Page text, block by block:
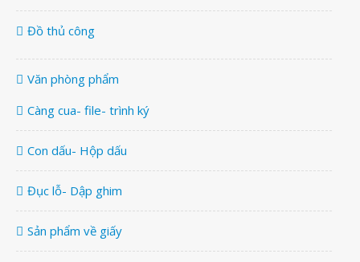
Đồ thủ công
Văn phòng phẩm
Càng cua- file- trình ký
Con dấu- Hộp dấu
Đục lỗ- Dập ghim
Sản phẩm về giấy